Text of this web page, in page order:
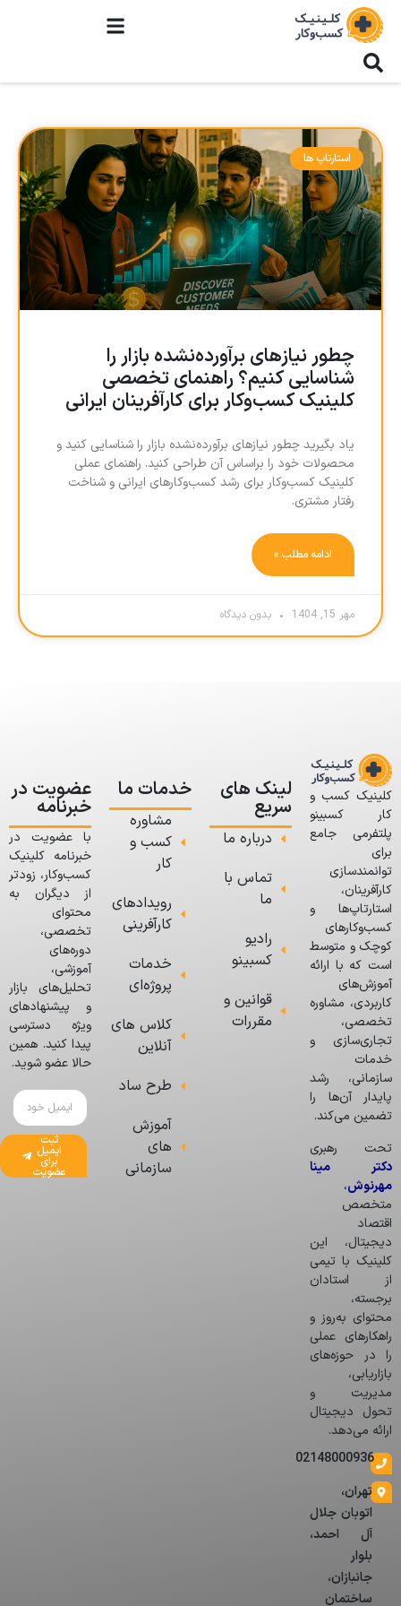
استارتاپ ها
چطور نیازهای برآورده‌نشده بازار را
شناسایی کنیم؟ راهنمای تخصصی
کلینیک کسب‌وکار برای کارآفرینان ایرانی
یاد بگیرید چطور نیازهای برآورده‌نشده بازار را شناسایی کنید و
محصولات خود را براساس آن طراحی کنید. راهنمای عملی
کلینیک کسب‌وکار برای رشد کسب‌وکارهای ایرانی و شناخت
رفتار مشتری.
ادامه مطلب »
مهر 15, 1404 بدون دیدگاه
کلینیک کسب و
کار کسبینو
پلتفرمی جامع
برای
توانمندسازی
کارآفرینان،
استارتاپ‌ها و
کسب‌وکارهای
کوچک و متوسط
است که با ارائه
آموزش‌های
کاربردی، مشاوره
تخصصی،
تجاری‌سازی و
خدمات
سازمانی، رشد
پایدار آن‌ها را
تضمین می‌کند.
تحت رهبری
دکتر مینا
مهرنوش،
متخصص
اقتصاد
دیجیتال، این
کلینیک با تیمی
از استادان
برجسته،
محتوای به‌روز و
راهکارهای عملی
را در حوزه‌های
بازاریابی،
مدیریت و
تحول دیجیتال
ارائه می‌دهد.
02148000936
تهران،
اتوبان جلال
آل احمد،
بلوار
جانبازان،
ساختمان
لینک های
سریع
درباره ما
تماس با
ما
رادیو
کسبینو
قوانین و
مقررات
خدمات ما
مشاوره
کسب و
کار
رویدادهای
کارآفرینی
خدمات
پروژه‌ای
کلاس های
آنلاین
طرح ساد
آموزش
های
سازمانی
عضویت در
خبرنامه
با عضویت در
خبرنامه کلینیک
کسب‌وکار، زودتر
از دیگران به
محتوای
تخصصی،
دوره‌های
آموزشی،
تحلیل‌های بازار
و پیشنهادهای
ویژه دسترسی
پیدا کنید. همین
حالا عضو شوید.
ثبت
ایمیل
برای
عضویت